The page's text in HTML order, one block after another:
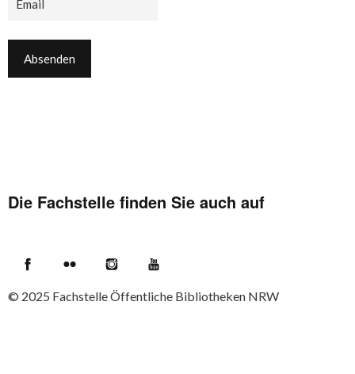
Die Fachstelle finden Sie auch auf
© 2025 Fachstelle Öffentliche Bibliotheken NRW